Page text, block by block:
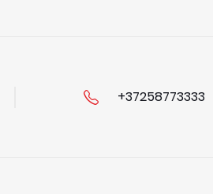
+37258773333